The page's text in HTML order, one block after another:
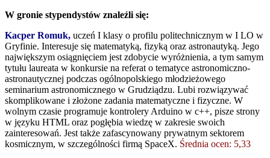
W gronie stypendystów znaleźli się:
Kacper Romuk, uczeń I klasy o profilu politechnicznym w I LO w
Gryfinie. Interesuje się matematyką, fizyką oraz astronautyką. Jego
największym osiągnięciem jest zdobycie wyróżnienia, a tym samym
tytułu laureata w konkursie na referat o tematyce astronomiczno-
astronautycznej podczas ogólnopolskiego młodzieżowego
seminarium astronomicznego w Grudziądzu. Lubi rozwiązywać
skomplikowane i złożone zadania matematyczne i fizyczne. W
wolnym czasie programuje kontrolery Arduino w c++, pisze strony
w języku HTML oraz pogłębia wiedzę w zakresie swoich
zainteresowań. Jest także zafascynowany prywatnym sektorem
kosmicznym, w szczególności firmą SpaceX. Średnia ocen: 5,33